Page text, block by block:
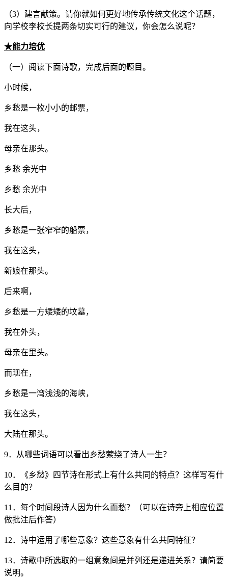
（3）建言献策。请你就如何更好地传承传统文化这个话题，
向学校李校长提两条切实可行的建议，你会怎么说呢？
★能力培优
（一）阅读下面诗歌，完成后面的题目。
小时候，
乡愁是一枚小小的邮票，
我在这头，
母亲在那头。
乡愁 余光中
乡愁 余光中
长大后，
乡愁是一张窄窄的船票，
我在这头，
新娘在那头。
后来啊，
乡愁是一方矮矮的坟墓，
我在外头，
母亲在里头。
而现在，
乡愁是一湾浅浅的海峡，
我在这头，
大陆在那头。
9．从哪些词语可以看出乡愁萦绕了诗人一生？
10．《乡愁》四节诗在形式上有什么共同的特点？这样写有什
么目的？
11．每个时间段诗人因为什么而愁？（可以在诗旁上相应位置
做批注后作答）
12．诗中运用了哪些意象？这些意象有什么共同特征？
13．诗歌中所选取的一组意象间是并列还是递进关系？请简要
说明。